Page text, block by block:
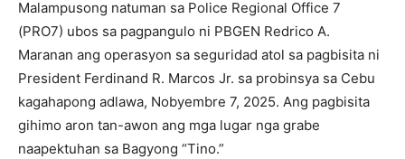
Malampusong natuman sa Police Regional Office 7
(PRO7) ubos sa pagpangulo ni PBGEN Redrico A.
Maranan ang operasyon sa seguridad atol sa pagbisita ni
President Ferdinand R. Marcos Jr. sa probinsya sa Cebu
kagahapong adlawa, Nobyembre 7, 2025. Ang pagbisita
gihimo aron tan-awon ang mga lugar nga grabe
naapektuhan sa Bagyong “Tino.”